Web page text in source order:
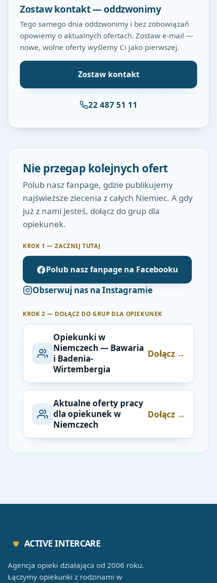
Zostaw kontakt — oddzwonimy
Tego samego dnia oddzwonimy i bez zobowiązań
opowiemy o aktualnych ofertach. Zostaw e-mail —
nowe, wolne oferty wyślemy Ci jako pierwszej.
Zostaw kontakt
22 487 51 11
Nie przegap kolejnych ofert
Polub nasz fanpage, gdzie publikujemy
najświeższe zlecenia z całych Niemiec. A gdy
już z nami jesteś, dołącz do grup dla
opiekunek.
KROK 1 — ZACZNIJ TUTAJ
Polub nasz fanpage na Facebooku
Obserwuj nas na Instagramie
KROK 2 — DOŁĄCZ DO GRUP DLA OPIEKUNEK
Opiekunki w
Niemczech — Bawaria
i Badenia-
Wirtembergia
Dołącz →
Aktualne oferty pracy
dla opiekunek w
Niemczech
Dołącz →
ACTIVE INTERCARE
Agencja opieki działająca od 2006 roku.
Łączymy opiekunki z rodzinami w